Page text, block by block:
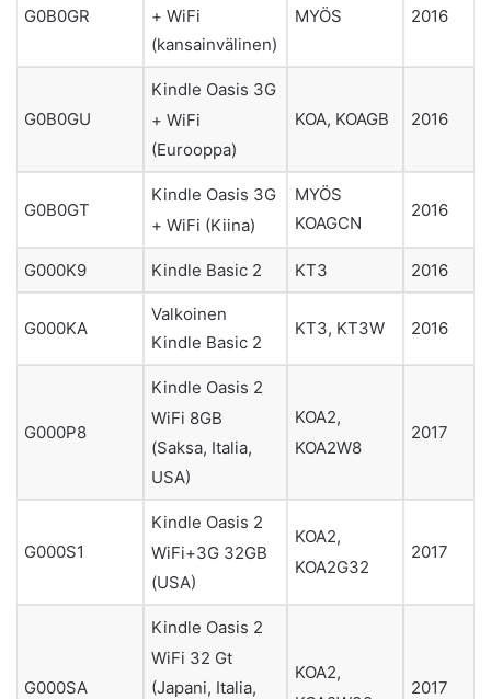
G0B0GR
+ WiFi
(kansainvälinen)
MYÖS 2016
G0B0GU
Kindle Oasis 3G
+ WiFi
(Eurooppa)
KOA, KOAGB 2016
G0B0GT
Kindle Oasis 3G
+ WiFi (Kiina)
MYÖS
KOAGCN
2016
G000K9 Kindle Basic 2 KT3 2016
G000KA
Valkoinen
Kindle Basic 2
KT3, KT3W 2016
G000P8
Kindle Oasis 2
WiFi 8GB
(Saksa, Italia,
USA)
KOA2,
KOA2W8
2017
G000S1
Kindle Oasis 2
WiFi+3G 32GB
(USA)
KOA2,
KOA2G32
2017
G000SA
Kindle Oasis 2
WiFi 32 Gt
(Japani, Italia,
KOA2,
2017